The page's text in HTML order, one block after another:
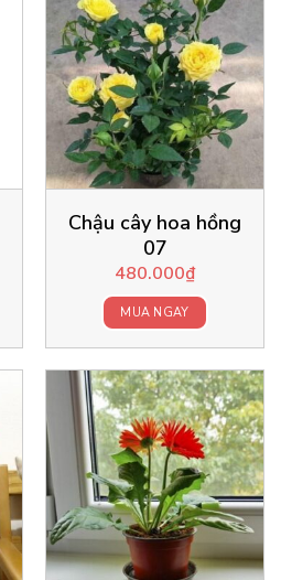
Chậu cây hoa hồng
07
480.000₫
MUA NGAY